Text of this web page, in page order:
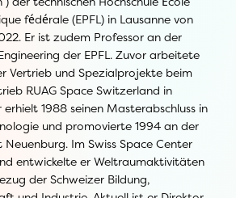
fédérale (EPFL) in Lausanne von
Er ist zudem Professor an der
der EPFL. Zuvor arbeitete
Vertrieb und Spezialprojekte beim
RUAG Space Switzerland in
erhielt 1988 seinen Masterabschluss in
und promovierte 1994 an der
Neuenburg. Im Swiss Space Center
entwickelte er Weltraumaktivitäten
der Schweizer Bildung,